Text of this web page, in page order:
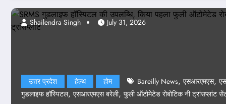
उत्तर प्रदेश हेल्थ होम Bareilly News, एसआरएमएस,
गुडलाइफ हॉस्पिटल, एसआरएमएस बरेली, फुली ऑटोमेटेड रोबोटिक नी ट्रांसप्लांट
Shailendra Singh July 31, 2026
Shailendra Singh July 24, 2026